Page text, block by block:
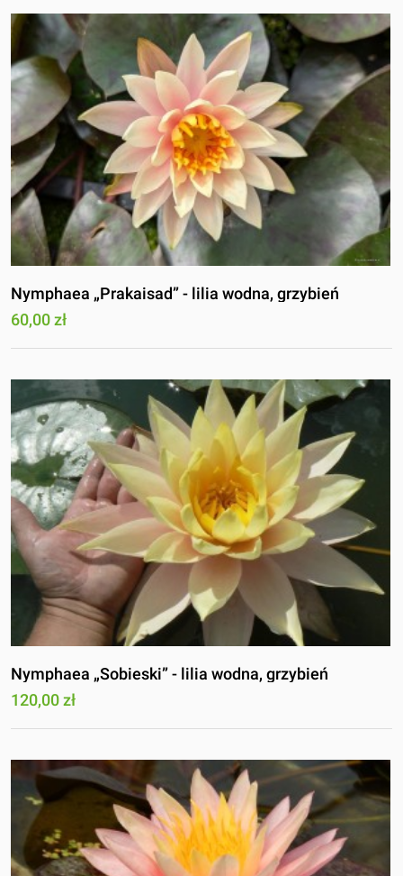
Nymphaea „Prakaisad” - lilia wodna, grzybień
60,00 zł
Nymphaea „Sobieski” - lilia wodna, grzybień
120,00 zł